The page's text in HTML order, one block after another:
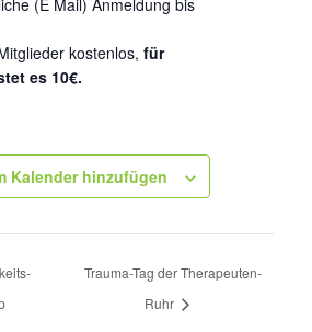
(E Mail) Anmeldung bis
kostenlos, für
es 10€.
Kalender hinzufügen
Trauma-Tag der Therapeuten-
Ruhr